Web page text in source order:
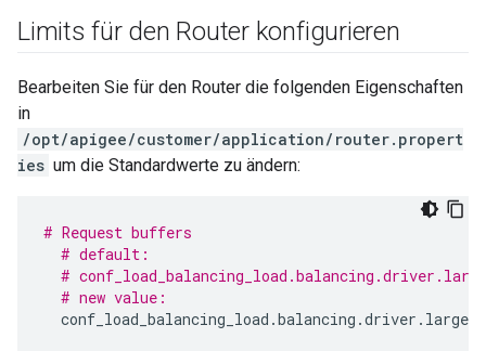
Limits für den Router konfigurieren
Bearbeiten Sie für den Router die folgenden Eigenschaften
in
/opt/apigee/customer/application/router.propert
ies um die Standardwerte zu ändern:
# Request buffers
# default:
#
# new value:
conf_load_balancing_load .balancing .driver . large